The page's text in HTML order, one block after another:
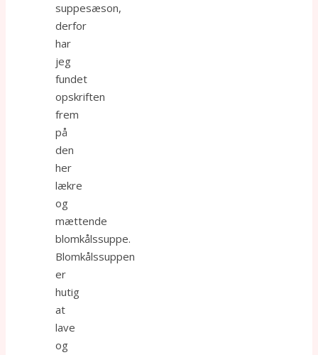
suppesæson,
derfor
har
jeg
fundet
opskriften
frem
på
den
her
lækre
og
mættende
blomkålssuppe.
Blomkålssuppen
er
hutig
at
lave
og